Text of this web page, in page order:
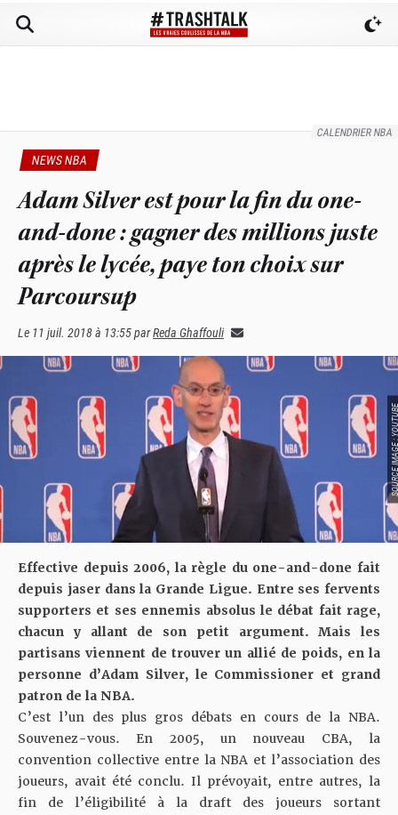
CALENDRIER NBA
NEWS NBA
Adam Silver est pour la fin du one-
and-done : gagner des millions juste
après le lycée, paye ton choix sur
Parcoursup
Le 11 juil. 2018 à 13:55parReda Ghaffouli
SOURCE
Effective depuis 2006, la règle du one-and-done fait
depuis jaser dans la Grande Ligue. Entre ses fervents
supporters et ses ennemis absolus le débat fait rage,
chacun y allant de son petit argument. Mais les
partisans viennent de trouver un allié de poids, en la
personne d’Adam Silver, le Commissioner et grand
patron de la NBA.
C’est l’un des plus gros débats en cours de la NBA.
Souvenez-vous. En 2005, un nouveau CBA, la
convention collective entre la NBA et l’association des
joueurs, avait été conclu. Il prévoyait, entre autres, la
fin de l’éligibilité à la draft des joueurs sortant